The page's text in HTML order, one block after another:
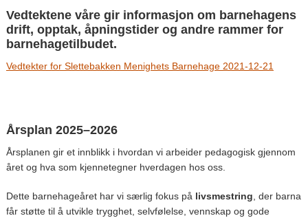
Vedtektene våre gir informasjon om barnehagens
drift, opptak, åpningstider og andre rammer for
barnehagetilbudet.
Vedtekter for Slettebakken Menighets Barnehage 2021-12-21
Årsplan 2025–2026
Årsplanen gir et innblikk i hvordan vi arbeider pedagogisk gjennom
året og hva som kjennetegner hverdagen hos oss.
Dette barnehageåret har vi særlig fokus på livsmestring, der barna
får støtte til å utvikle trygghet, selvfølelse, vennskap og gode